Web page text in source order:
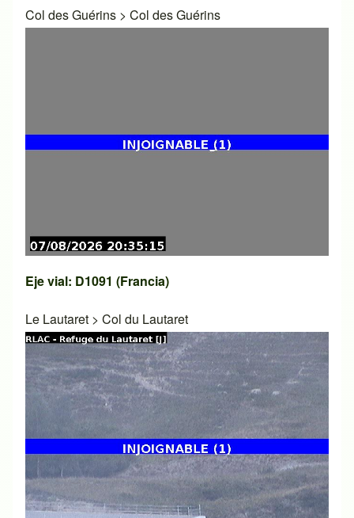
Col des Guérins > Col des Guérins
Eje vial: D1091 (Francia)
Le Lautaret > Col du Lautaret